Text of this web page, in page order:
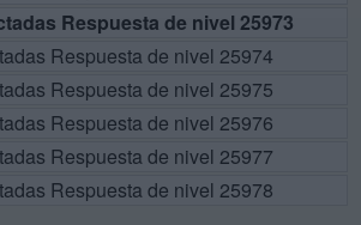
Respuesta de nivel 25973
Respuesta de nivel 25974
Respuesta de nivel 25975
Respuesta de nivel 25976
Respuesta de nivel 25977
Respuesta de nivel 25978